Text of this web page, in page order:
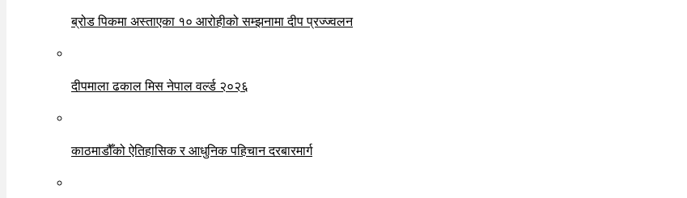
ब्रोड पिकमा अस्ताएका १० आरोहीको सम्झनामा दीप प्रज्ज्वलन
दीपमाला ढकाल मिस नेपाल वर्ल्ड २०२६
काठमाडौँको ऐतिहासिक र आधुनिक पहिचान दरबारमार्ग